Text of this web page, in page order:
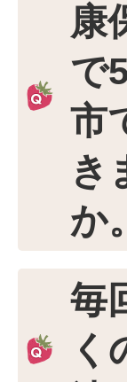
康
で
市
き
か。
毎
く